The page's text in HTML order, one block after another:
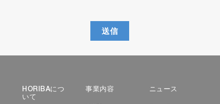
送信
HORIBAにつ
いて
事業内容 ニュース